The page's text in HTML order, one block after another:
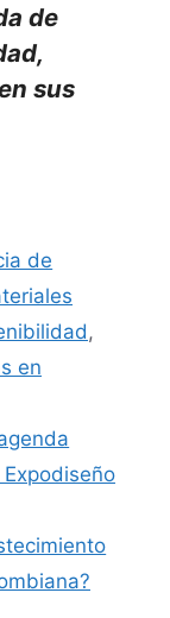
de
sus
de
,
en